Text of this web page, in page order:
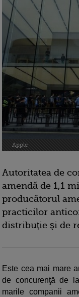
Apple
Autoritatea de
amendă de 1,1
producătorul
practicilor
distribuţie şi de
Este cea mai mare
de concurenţă de
marile companii